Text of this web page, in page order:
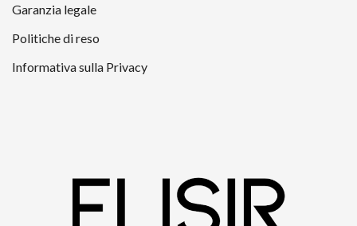
Garanzia legale
Politiche di reso
Informativa sulla Privacy